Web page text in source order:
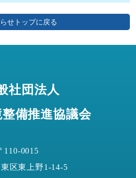
せトップに戻る
社団法人
備推進協議会
110-0015
東区東上野1-14-5